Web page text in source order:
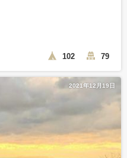
102 79
2021年12月19日